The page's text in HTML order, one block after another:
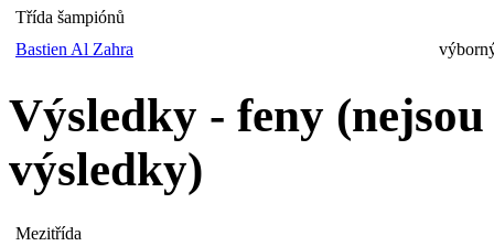
Třída šampiónů
Bastien Al Zahra
Výsledky - feny
výsledky)
Mezitřída